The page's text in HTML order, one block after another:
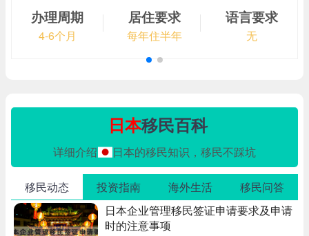
办理周期
4-6个月
居住要求
每年住半年
语言要求
无
日本移民百科
详细介绍 日本的移民知识，移民不踩坑
移民动态 投资指南 海外生活
移民问答
日本企业管理移民签证申请要求及申请
时的注意事项